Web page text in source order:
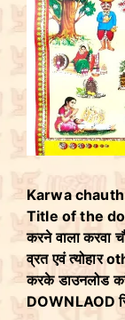
Karwa chauth
Title of the
करने वाला करवा
व्रत एवं त्योहार
करके डाउनलोड
DOWNLAOD